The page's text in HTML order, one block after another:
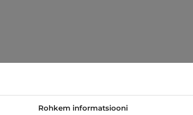
Rohkem informatsiooni